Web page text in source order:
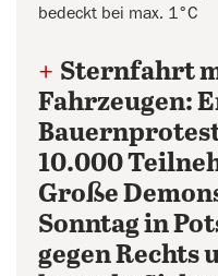
bedeckt bei max. 1°C
+ Sternfahrt
Fahrzeugen:
10.000
Große
Sonntag in
gegen Rechts